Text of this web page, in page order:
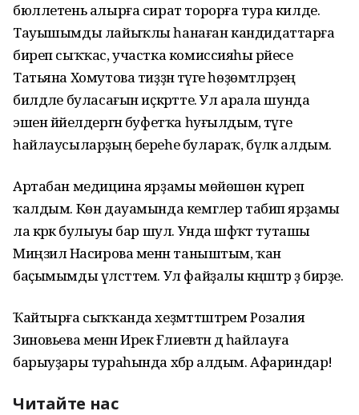
бюллетень алырға сират торорға тура килде.
Тауышымды лайыҡлы һанаған кандидаттарға
биреп сыҡҡас, участка комиссияһы рәйесе
Татьяна Хомутова тиҙҙән тәүге һөҙөмтәләрҙең
билдәле буласағын иҫкәртте. Ул арала шунда
эшен йәйелдергән буфетҡа һуғылдым, тәүге
һайлаусыларҙың береһе булараҡ, бүләк алдым.
Артабан медицина ярҙамы мөйөшөн күреп
ҡалдым. Көн дауамында кемгәлер табип ярҙамы
ла кәрәк булыуы бар шул. Унда шәфҡәт туташы
Миңзилә Насирова менән таныштым, ҡан
баҫымымды үлсәттем. Ул файҙалы кәңәштәр ҙә бирҙе.
Ҡайтырға сыҡҡанда хеҙмәттәштәрем Розалия
Зиновьева менән Ирек Ғәлиевтән дә һайлауға
барыуҙары тураһында хәбәр алдым. Афариндар!
Читайте нас